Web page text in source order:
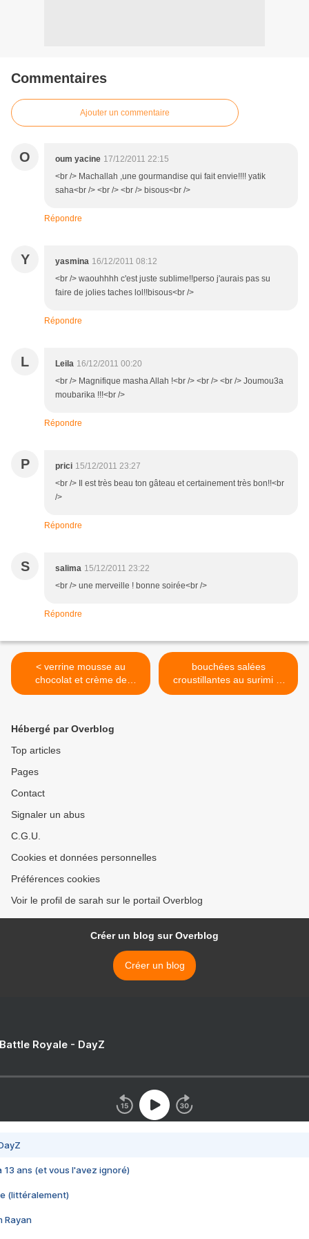
Commentaires
Ajouter un commentaire
O oum yacine 17/12/2011 22:15
<br /> Machallah ,une gourmandise qui fait envie!!!! yatik
saha<br /> <br /> <br /> bisous<br />
Répondre
Y yasmina 16/12/2011 08:12
<br /> waouhhhh c'est juste sublime!!perso j'aurais pas su
faire de jolies taches lol!!bisous<br />
Répondre
L Leila 16/12/2011 00:20
<br /> Magnifique masha Allah !<br /> <br /> <br /> Joumou3a
moubarika !!!<br />
Répondre
P prici 15/12/2011 23:27
<br /> Il est très beau ton gâteau et certainement très bon!!<br
/>
Répondre
S salima 15/12/2011 23:22
<br /> une merveille ! bonne soirée<br />
Répondre
< verrine mousse au
chocolat et crème de
marron façon tiramisu
bouchées salées
croustillantes au surimi et
philadelphia >
Hébergé par Overblog
Top articles
Pages
Contact
Signaler un abus
C.G.U.
Cookies et données personnelles
Préférences cookies
Voir le profil de sarah sur le portail Overblog
Créer un blog sur Overblog
Créer un blog
Royale - DayZ
13 ans (et vous l'avez ignoré)
(littéralement)
Rayan